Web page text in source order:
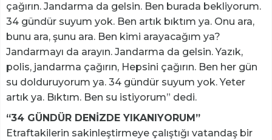
çağırın. Jandarma da gelsin. Ben burada bekliyorum.
34 gündür suyum yok. Ben artık bıktım ya. Onu ara,
bunu ara, şunu ara. Ben kimi arayacağım ya?
Jandarmayı da arayın. Jandarma da gelsin. Yazık,
polis, jandarma çağırın, Hepsini çağırın. Ben her gün
su dolduruyorum ya. 34 gündür suyum yok. Yeter
artık ya. Bıktım. Ben su istiyorum” dedi.
“34 GÜNDÜR DENİZDE YIKANIYORUM”
Etraftakilerin sakinleştirmeye çalıştığı vatandaş bir